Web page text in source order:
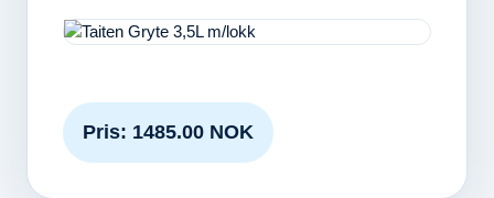
Pris: 1485.00 NOK